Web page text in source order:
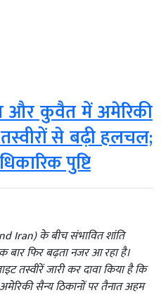
और कुवैत में अमेरिकी
से बढ़ी हलचल;
पुष्टि
Iran) के बीच संभावित शांति
बार फिर बढ़ता नजर आ रहा है।
तस्वीरें जारी कर दावा किया है कि
सैन्य ठिकानों पर तैनात अहम